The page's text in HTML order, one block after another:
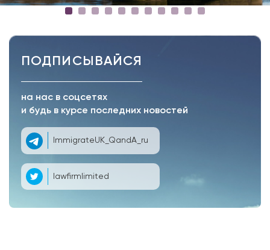
ПОДПИСЫВАЙСЯ
на нас в соцсетях
и будь в курсе последних новостей
ImmigrateUK_QandA_ru
lawfirmlimited